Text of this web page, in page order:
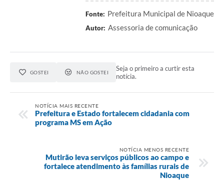
Fonte: Prefeitura Municipal de Nioaque
Autor: Assessoria de comunicação
GOSTEI NÃO GOSTEI
Seja o primeiro a curtir esta
notícia.
NOTÍCIA MAIS RECENTE
Prefeitura e Estado fortalecem cidadania com
programa MS em Ação
NOTÍCIA MENOS RECENTE
Mutirão leva serviços públicos ao campo e
fortalece atendimento às famílias rurais de
Nioaque